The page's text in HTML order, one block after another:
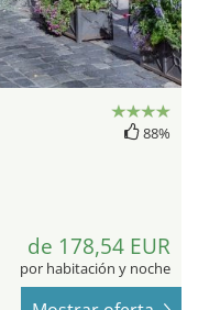
88%
de 178,54 EUR
por habitación y noche